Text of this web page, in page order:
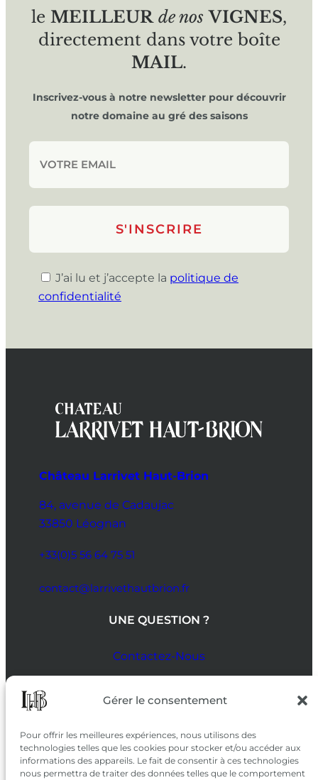
Gérer le consentement
Pour offrir les meilleures expériences, nous utilisons des
technologies telles que les cookies pour stocker et/ou accéder aux
informations des appareils. Le fait de consentir à ces technologies
nous permettra de traiter des données telles que le comportement
le MEILLEUR de nos VIGNES,
directement dans votre boîte
MAIL.
Inscrivez-vous à notre newsletter pour découvrir
notre domaine au gré des saisons
J’ai lu et j’accepte la politique de
confidentialité
Château Larrivet Haut-Brion
84, avenue de Cadaujac
33850 Léognan
+33(0)5 56 64 75 51
contact@larrivethautbrion.fr
UNE QUESTION ?
Contactez-Nous
SUIVEZ-NOUS
SUR LES RÉSEAUX